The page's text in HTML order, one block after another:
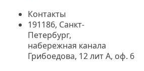
Контакты
191186, Санкт-
Петербург,
набережная канала
Грибоедова, 12 лит А, оф. 6